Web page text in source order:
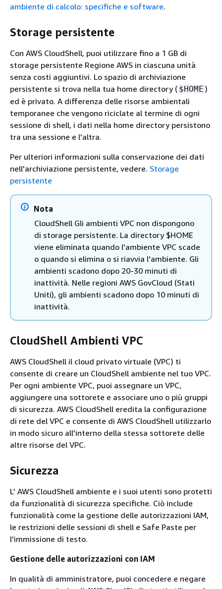
ambiente di calcolo: specifiche e software.
Storage persistente
Con AWS CloudShell, puoi utilizzare fino a 1 GB di
storage persistente Regione AWS in ciascuna unità
senza costi aggiuntivi. Lo spazio di archiviazione
persistente si trova nella tua home directory ( $HOME )
ed è privato. A differenza delle risorse ambientali
temporanee che vengono riciclate al termine di ogni
sessione di shell, i dati nella home directory persistono
tra una sessione e l'altra.
Per ulteriori informazioni sulla conservazione dei dati
nell'archiviazione persistente, vedere. Storage
persistente
Nota
CloudShell Gli ambienti VPC non dispongono
di storage persistente. La directory $HOME
viene eliminata quando l'ambiente VPC scade
o quando si elimina o si riavvia l'ambiente. Gli
ambienti scadono dopo 20-30 minuti di
inattività. Nelle regioni AWS GovCloud (Stati
Uniti), gli ambienti scadono dopo 10 minuti di
inattività.
CloudShell Ambienti VPC
AWS CloudShell il cloud privato virtuale (VPC) ti
consente di creare un CloudShell ambiente nel tuo VPC.
Per ogni ambiente VPC, puoi assegnare un VPC,
aggiungere una sottorete e associare uno o più gruppi
di sicurezza. AWS CloudShell eredita la configurazione
di rete del VPC e consente di AWS CloudShell utilizzarlo
in modo sicuro all'interno della stessa sottorete delle
altre risorse del VPC.
Sicurezza
L' AWS CloudShell ambiente e i suoi utenti sono protetti
da funzionalità di sicurezza specifiche. Ciò include
funzionalità come la gestione delle autorizzazioni IAM,
le restrizioni delle sessioni di shell e Safe Paste per
l'immissione di testo.
Gestione delle autorizzazioni con IAM
In qualità di amministratore, puoi concedere e negare